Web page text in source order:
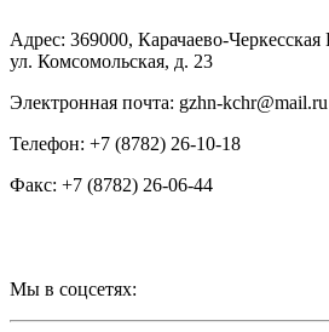
Адрес: 369000, Карачаево-Черкесская
ул. Комсомольская, д. 23
Электронная почта: gzhn-kchr@mail.ru
Телефон: +7 (8782) 26-10-18
Факс: +7 (8782) 26-06-44
Мы в соцсетях: